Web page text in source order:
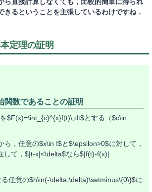
きるということを主張しているわけですね．
定理の証明
関数であることの証明
$F(x)=\int_{c}^{x}f(t)\,dt$とする（$c\in
ら，任意の$x\in I$と$\epsilon>0$に対して，
して，$|t-x|<\delta$なら$|f(t)-f(x)|
任意の$h\in(-\delta,\delta)\setminus\{0\}$に